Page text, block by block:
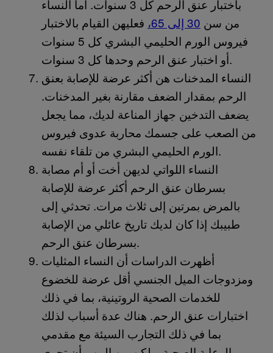
باختبار عنق الرحم كل 3 سنوات. أما النساء
من سن 30 إلى 65،
فعليهن القيام بالاختبار
فيروس الورم الحليمي البشري كل 5 سنوات
أو اختبار عنق الرحم وحدها كل 3 سنوات.
النساء المدخنات هن أكثر عرضة للإصابة بعنق
الرحم بمقدار الضعف مقارنة بغير المدخنات.
يضعف التدخين جهاز المناعة لديك، مما يجعل
من الصعب على جسمك محاربة عدوى فيروس
الورم الحليمي البشري من تلقاء نفسه.
النساء اللواتي لديهن أخت أو أم مصابة
بسرطان عنق الرحم أكثر عرضة للإصابة
بالمرض بمرتين إلى ثلاث مرات. تحدثي إلى
طبيبك إذا كان لديك تاريخ عائلي من الإصابة
بسرطان عنق الرحم.
أظهرت الدراسات أن النساء المثليات
ومزدوجات الميل الجنسي أقل عرضة للخضوع
للخدمات الصحية الروتينية، بما في ذلك
اختبارات عنق الرحم. هناك عدة أسباب لذلك
بما في ذلك التجارب السيئة مع مقدمي